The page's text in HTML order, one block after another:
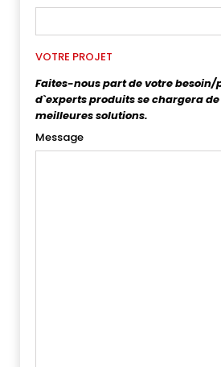
VOTRE PROJET
Faites-nous part de votre
d`experts produits se chargera
meilleures solutions.
Message